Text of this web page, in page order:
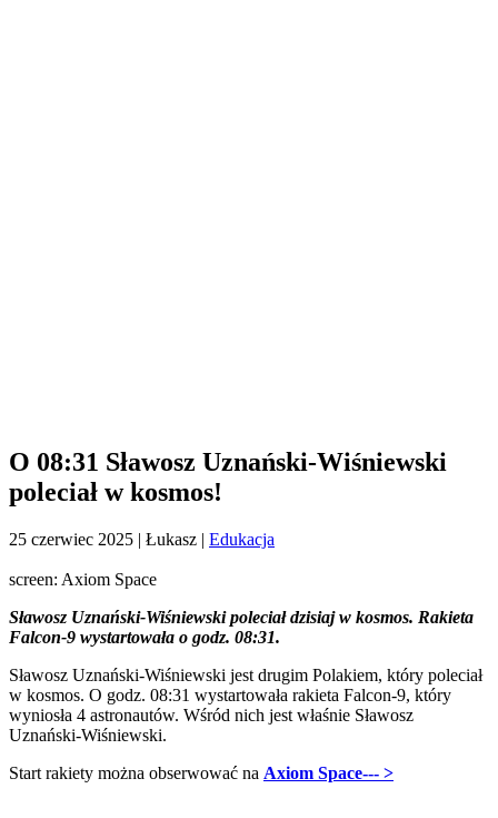
O 08:31 Sławosz Uznański-Wiśniewski
poleciał w kosmos!
25 czerwiec 2025 | Łukasz | Edukacja
screen: Axiom Space
Sławosz Uznański-Wiśniewski poleciał dzisiaj w kosmos. Rakieta
Falcon-9 wystartowała o godz. 08:31.
Sławosz Uznański-Wiśniewski jest drugim Polakiem, który poleciał
w kosmos. O godz. 08:31 wystartowała rakieta Falcon-9, który
wyniosła 4 astronautów. Wśród nich jest właśnie Sławosz
Uznański-Wiśniewski.
Start rakiety można obserwować na Axiom Space--- >